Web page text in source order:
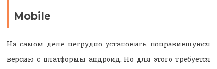
Mobile
На самом деле нетрудно установить понравившуюся
версию с платформы андроид. Но для этого требуется